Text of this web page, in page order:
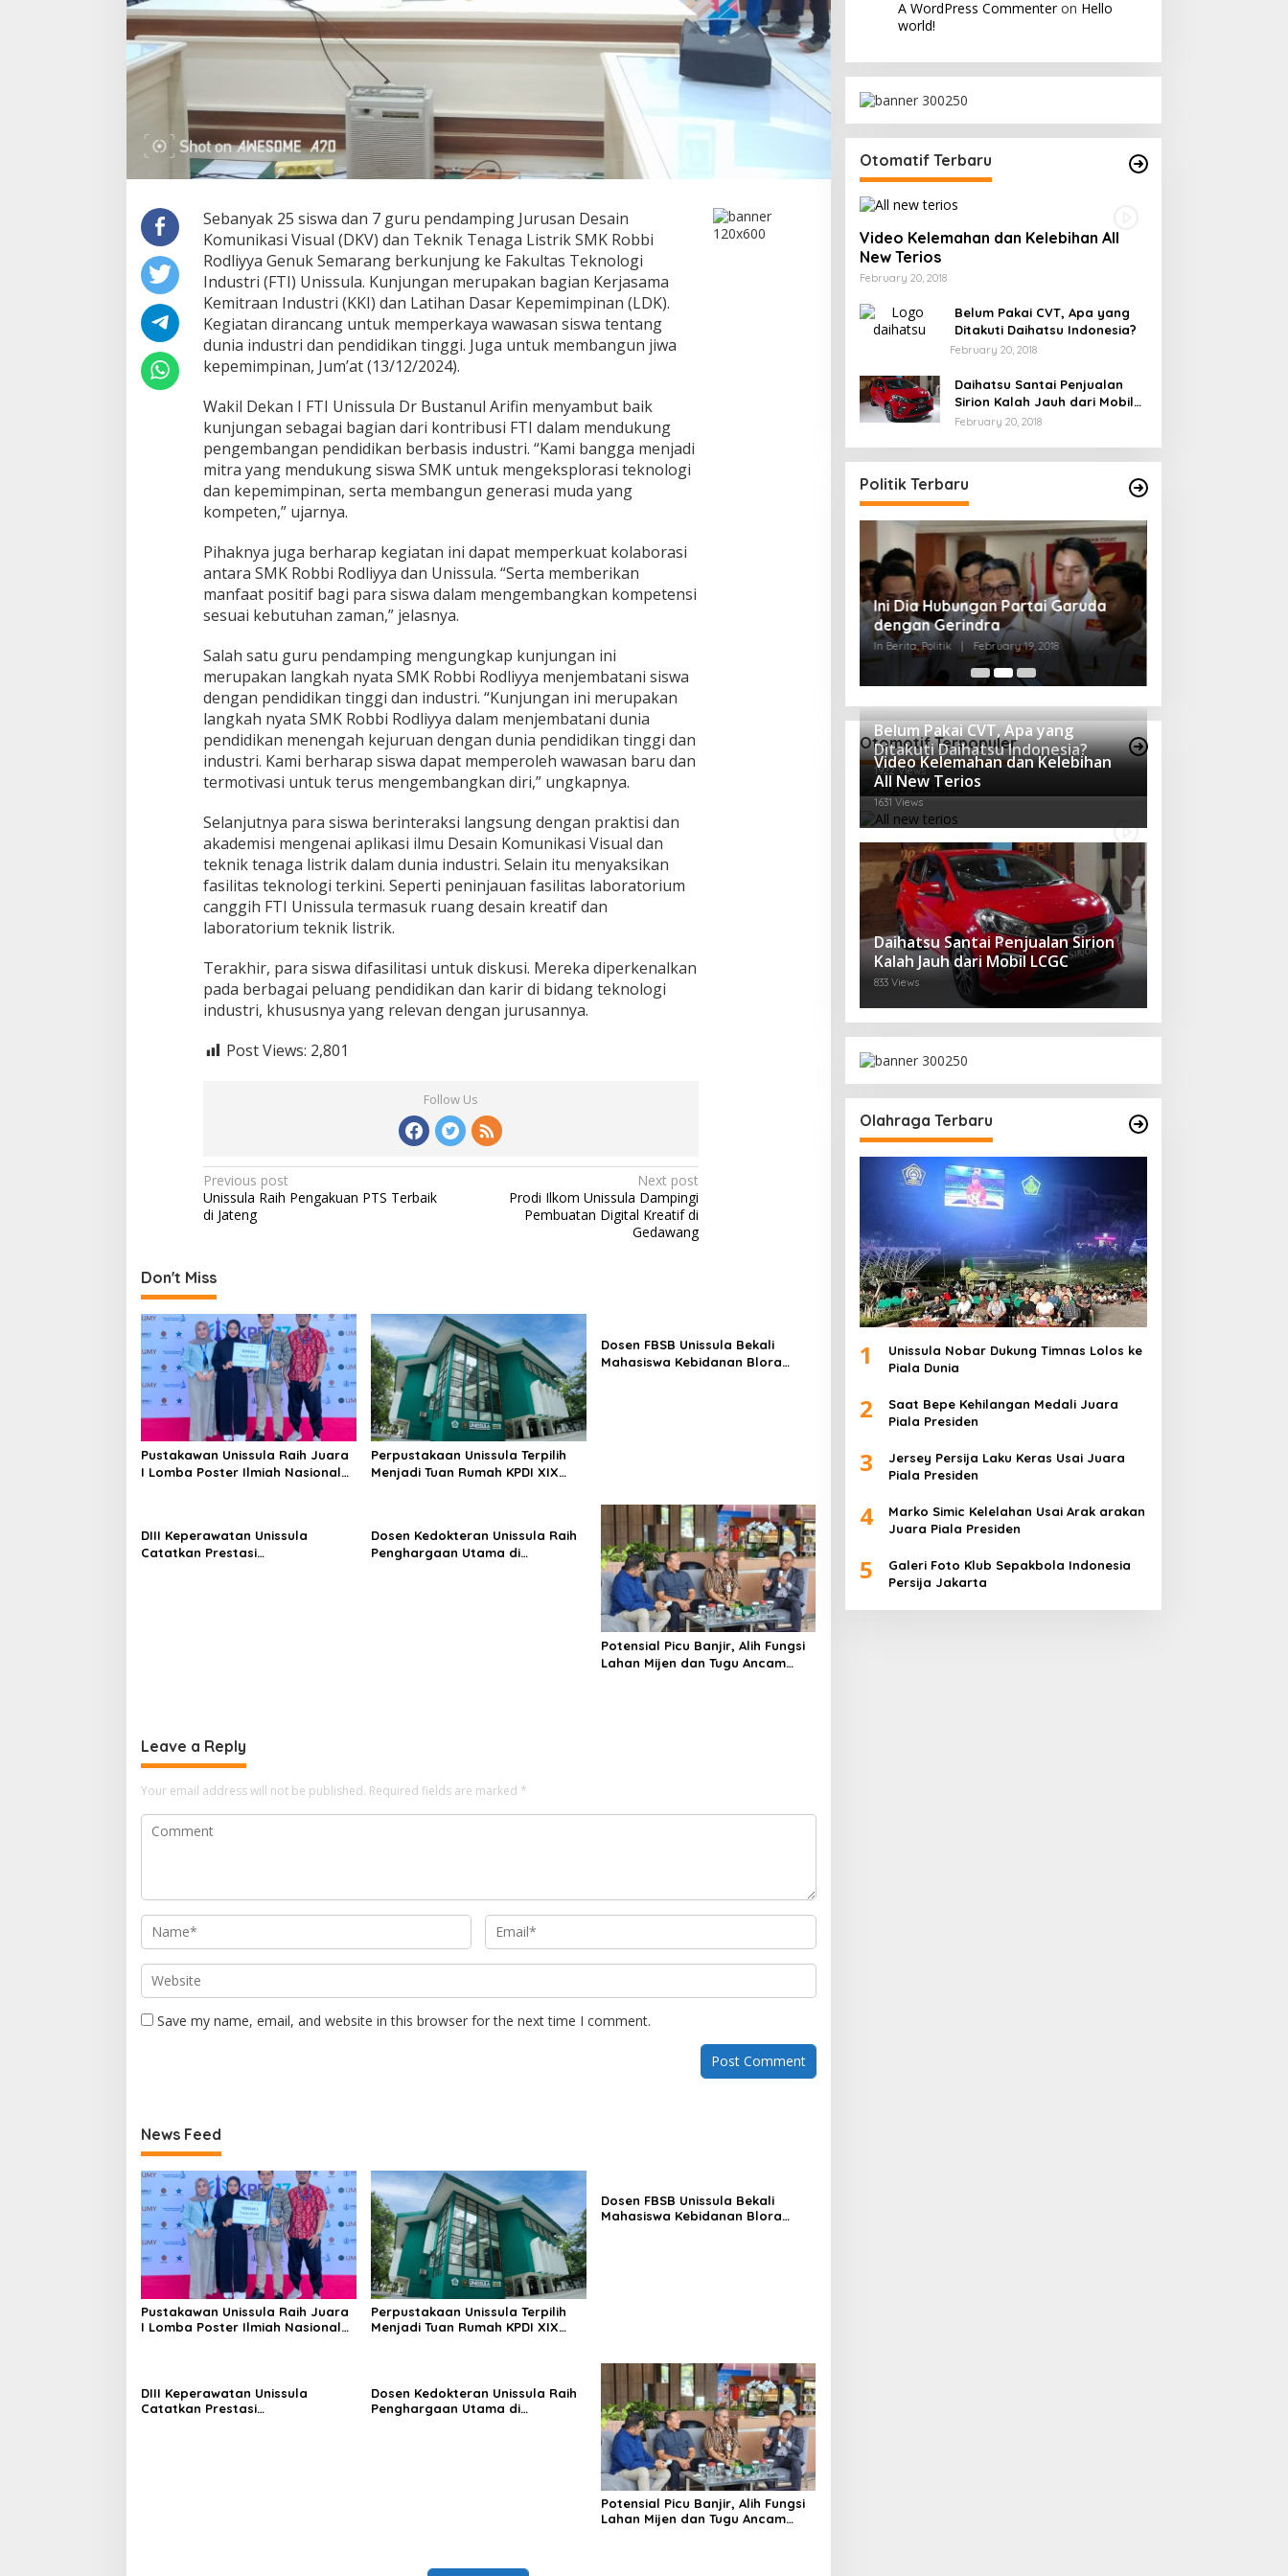
Sebanyak 25 siswa dan 7 guru pendamping Jurusan Desain
Komunikasi Visual (DKV) dan Teknik Tenaga Listrik SMK Robbi
Rodliyya Genuk Semarang berkunjung ke Fakultas Teknologi
Industri (FTI) Unissula. Kunjungan merupakan bagian Kerjasama
Kemitraan Industri (KKI) dan Latihan Dasar Kepemimpinan (LDK).
Kegiatan dirancang untuk memperkaya wawasan siswa tentang
dunia industri dan pendidikan tinggi. Juga untuk membangun jiwa
kepemimpinan, Jum’at (13/12/2024).
Wakil Dekan I FTI Unissula Dr Bustanul Arifin menyambut baik
kunjungan sebagai bagian dari kontribusi FTI dalam mendukung
pengembangan pendidikan berbasis industri. “Kami bangga menjadi
mitra yang mendukung siswa SMK untuk mengeksplorasi teknologi
dan kepemimpinan, serta membangun generasi muda yang
kompeten,” ujarnya.
Pihaknya juga berharap kegiatan ini dapat memperkuat kolaborasi
antara SMK Robbi Rodliyya dan Unissula. “Serta memberikan
manfaat positif bagi para siswa dalam mengembangkan kompetensi
sesuai kebutuhan zaman,” jelasnya.
Salah satu guru pendamping mengungkap kunjungan ini
merupakan langkah nyata SMK Robbi Rodliyya menjembatani siswa
dengan pendidikan tinggi dan industri. “Kunjungan ini merupakan
langkah nyata SMK Robbi Rodliyya dalam menjembatani dunia
pendidikan menengah kejuruan dengan dunia pendidikan tinggi dan
industri. Kami berharap siswa dapat memperoleh wawasan baru dan
termotivasi untuk terus mengembangkan diri,” ungkapnya.
Selanjutnya para siswa berinteraksi langsung dengan praktisi dan
akademisi mengenai aplikasi ilmu Desain Komunikasi Visual dan
teknik tenaga listrik dalam dunia industri. Selain itu menyaksikan
fasilitas teknologi terkini. Seperti peninjauan fasilitas laboratorium
canggih FTI Unissula termasuk ruang desain kreatif dan
laboratorium teknik listrik.
Terakhir, para siswa difasilitasi untuk diskusi. Mereka diperkenalkan
pada berbagai peluang pendidikan dan karir di bidang teknologi
industri, khususnya yang relevan dengan jurusannya.
Post Views: 2,801
Follow Us
Post
navigation
Previous post
Unissula Raih Pengakuan PTS Terbaik
di Jateng
Next post
Prodi Ilkom Unissula Dampingi
Pembuatan Digital Kreatif di
Gedawang
Don't Miss
Pustakawan Unissula Raih Juara
I Lomba Poster Ilmiah Nasional
Perpustakaan Unissula Terpilih
Menjadi Tuan Rumah KPDI XIX
Dosen FBSB Unissula Bekali
Mahasiswa Kebidanan Blora
DIII Keperawatan Unissula
Catatkan Prestasi
Dosen Kedokteran Unissula Raih
Penghargaan Utama di
Potensial Picu Banjir, Alih Fungsi
Lahan Mijen dan Tugu Ancam
Leave a Reply
Your email address will not be published. Required fields are marked *
Save my name, email, and website in this browser for the next time I comment.
News Feed
Pustakawan Unissula Raih Juara
I Lomba Poster Ilmiah Nasional
Perpustakaan Unissula Terpilih
Menjadi Tuan Rumah KPDI XIX
Dosen FBSB Unissula Bekali
Mahasiswa Kebidanan Blora
DIII Keperawatan Unissula
Catatkan Prestasi
Dosen Kedokteran Unissula Raih
Penghargaan Utama di
Potensial Picu Banjir, Alih Fungsi
Lahan Mijen dan Tugu Ancam
A WordPress Commenteron Hello
world!
Otomatif Terbaru
Video Kelemahan dan Kelebihan All
New Terios
February 20, 2018
Belum Pakai CVT, Apa yang
Ditakuti Daihatsu Indonesia?
February 20, 2018
Daihatsu Santai Penjualan
Sirion Kalah Jauh dari Mobil
LCGC
February 20, 2018
Politik Terbaru
Sudaryono sebagai Kepala Badan
Gizi Nasional
In Berita, Politik
Ini Dia Hubungan Partai Garuda
dengan Gerindra
In Berita, Politik February 19, 2018
Otomotif Terpopuler
Belum Pakai CVT, Apa yang
Ditakuti Daihatsu Indonesia?
1922 Views
Video Kelemahan dan Kelebihan
All New Terios
1631 Views
Daihatsu Santai Penjualan Sirion
Kalah Jauh dari Mobil LCGC
833 Views
Olahraga Terbaru
1
Unissula Nobar Dukung Timnas Lolos ke
Piala Dunia
2
Saat Bepe Kehilangan Medali Juara
Piala Presiden
3
Jersey Persija Laku Keras Usai Juara
Piala Presiden
4
Marko Simic Kelelahan Usai Arak arakan
Juara Piala Presiden
5
Galeri Foto Klub Sepakbola Indonesia
Persija Jakarta